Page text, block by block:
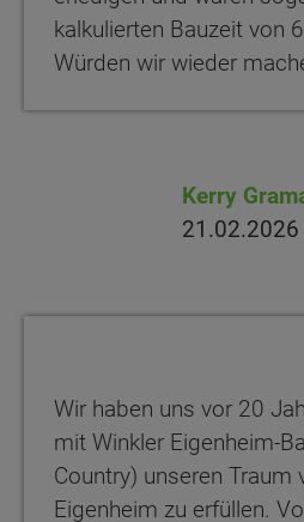
kalkulierten Bauzeit von
Würden wir wieder
Kerry
21.02.2026
Wir haben uns vor 20
mit Winkler Eigenheim-
Country) unseren Traum
Eigenheim zu erfüllen.